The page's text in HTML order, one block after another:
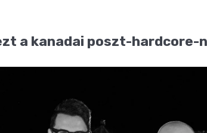
a kanadai poszt-hardcore-